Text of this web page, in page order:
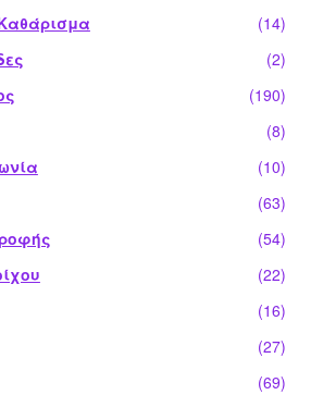
(14)
(2)
(190)
(8)
(10)
(63)
(54)
(22)
(16)
(27)
(69)